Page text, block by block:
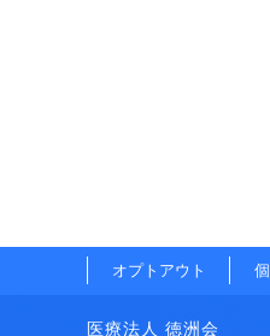
オプトアウト
医療法人 徳洲会